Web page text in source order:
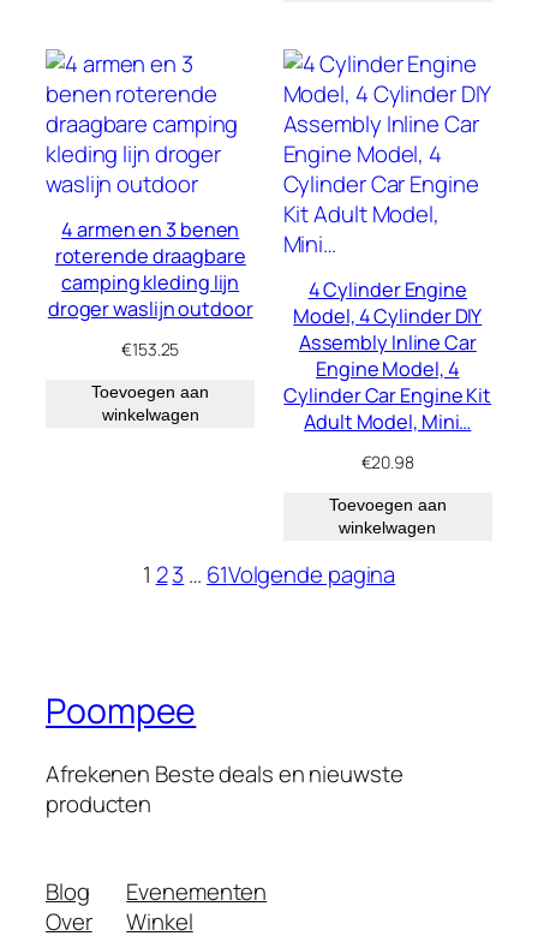
4 armen en 3 benen
roterende draagbare
camping kleding lijn
droger waslijn outdoor
€153.25
Toevoegen aan
winkelwagen
4 Cylinder Engine
Model, 4 Cylinder DIY
Assembly Inline Car
Engine Model, 4
Cylinder Car Engine Kit
Adult Model, Mini…
€20.98
Toevoegen aan
winkelwagen
1 23 … 61Volgende pagina
Poompee
Afrekenen Beste deals en nieuwste
producten
Blog
Over
Evenementen
Winkel